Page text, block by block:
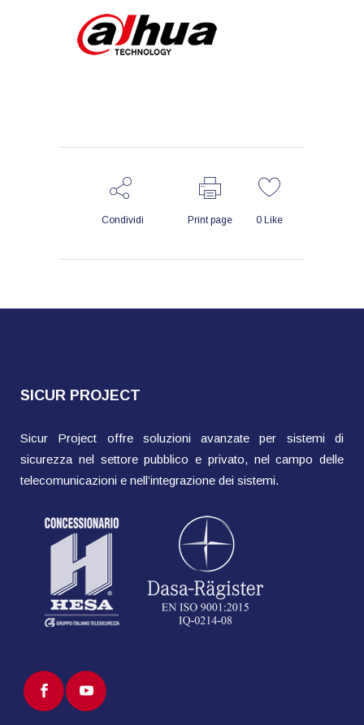
Condividi Print page 0 Like
SICUR PROJECT
Sicur Project offre soluzioni avanzate per sistemi di
sicurezza nel settore pubblico e privato, nel campo delle
telecomunicazioni e nell’integrazione dei sistemi.